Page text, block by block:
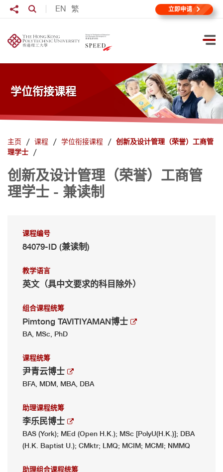
跳到主要内容
打
EN 繁
分享至打开搜寻输入格 立即申请
学位衔接课程
主页 课程 学位衔接课程
创新及设计管理（荣誉）工商管
理学士
创新及设计管理（荣誉）工商管
理学士 - 兼读制
课程编号
84079-ID (兼读制)
教学语言
英文（具中文要求的科目除外）
组合课程统筹
Pimtong TAVITIYAMAN博士
BA, MSc, PhD
课程统筹
尹青云博士
BFA, MDM, MBA, DBA
助理课程统筹
李乐民博士
BAS (York); MEd (Open H.K.); MSc [PolyU(H.K.)]; DBA
(H.K. Baptist U.); CMktr; LMQ; MCIM; MCMI; NMMQ
助理组合课程统筹